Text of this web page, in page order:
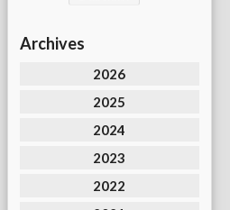
Archives
2026
2025
2024
2023
2022